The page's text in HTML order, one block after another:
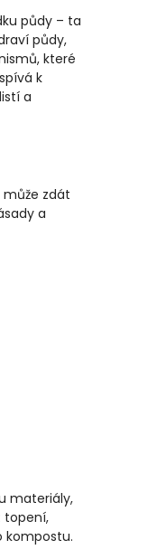
půdy – ta
půdy,
které
k
a
zdát
a
materiály,
topení,
kompostu.